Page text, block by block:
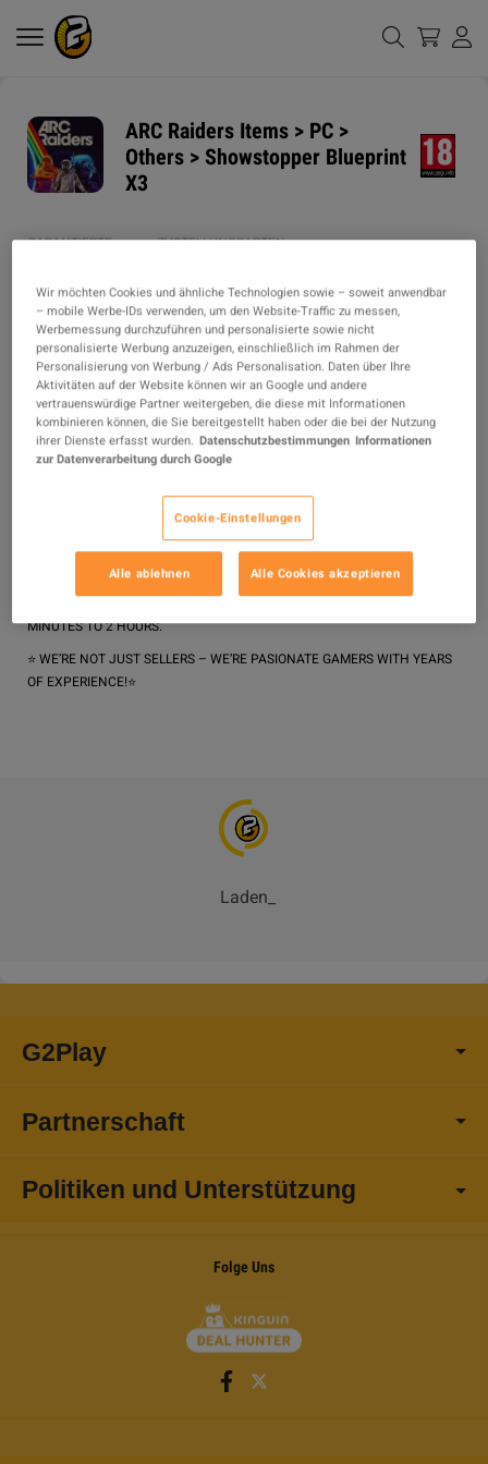
ARC Raiders Items > PC >
Others > Showstopper Blueprint
X3
GARANTIERTE
1h
ZUSTELLUNGSARTEN
ARTIKELART
ITEM
BESCHREIBUNG
⚡️ IGMONEY – YOUR RELIABLE IN-GAME GOODS PROVIDER! ⚡️
EVERYTHING IS HAND-FARMED BY REAL PLAYERS.
YOU COMING BACK.
TO ASSIST YOU.
MINUTES TO 2 HOURS.
⭐️ WE’RE NOT JUST SELLERS – WE’RE PASIONATE GAMERS WITH YEARS
OF EXPERIENCE!⭐️
Laden
G2Play
Partnerschaft
Politiken und Unterstützung
Folge Uns
Wir möchten Cookies und ähnliche Technologien sowie – soweit anwendbar
– mobile Werbe-IDs verwenden, um den Website-Traffic zu messen,
Werbemessung durchzuführen und personalisierte sowie nicht
personalisierte Werbung anzuzeigen, einschließlich im Rahmen der
Personalisierung von Werbung / Ads Personalisation. Daten über Ihre
Aktivitäten auf der Website können wir an Google und andere
vertrauenswürdige Partner weitergeben, die diese mit Informationen
kombinieren können, die Sie bereitgestellt haben oder die bei der Nutzung
ihrer Dienste erfasst wurden. Datenschutzbestimmungen Informationen
zur Datenverarbeitung durch Google
Cookie-Einstellungen
Alle ablehnen Alle Cookies akzeptieren